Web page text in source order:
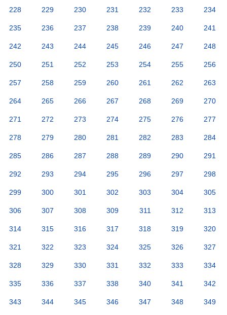
228 229 230 231 232 233 234
235 236 237 238 239 240 241
242 243 244 245 246 247 248
250 251 252 253 254 255 256
257 258 259 260 261 262 263
264 265 266 267 268 269 270
271 272 273 274 275 276 277
278 279 280 281 282 283 284
285 286 287 288 289 290 291
292 293 294 295 296 297 298
299 300 301 302 303 304 305
306 307 308 309 311 312 313
314 315 316 317 318 319 320
321 322 323 324 325 326 327
328 329 330 331 332 333 334
335 336 337 338 340 341 342
343 344 345 346 347 348 349